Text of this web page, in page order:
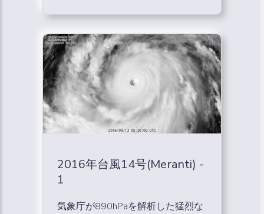
2016年台風14号(Meranti) -
1
気象庁が890hPaを解析した猛烈な